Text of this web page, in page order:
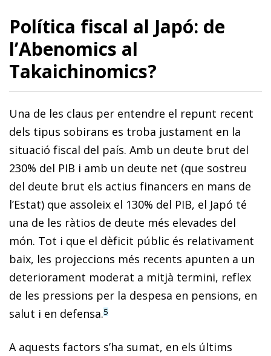
Política fiscal al Japó: de
l’Abenomics al
Takaichinomics?
Una de les claus per entendre el repunt recent
dels tipus sobirans es troba justament en la
situació fiscal del país. Amb un deute brut del
230% del PIB i amb un deute net (que sostreu
del deute brut els actius financers en mans de
l’Estat) que assoleix el 130% del PIB, el Japó té
una de les ràtios de deute més elevades del
món. Tot i que el dèficit públic és relativament
baix, les projeccions més recents apunten a un
deteriorament moderat a mitjà termini, reflex
de les pressions per la despesa en pensions, en
salut i en defensa.5
A aquests factors s’ha sumat, en els últims